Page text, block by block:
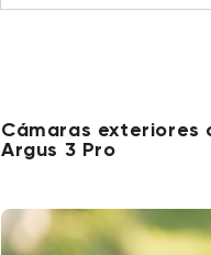
Cámaras exteriores
Argus 3 Pro